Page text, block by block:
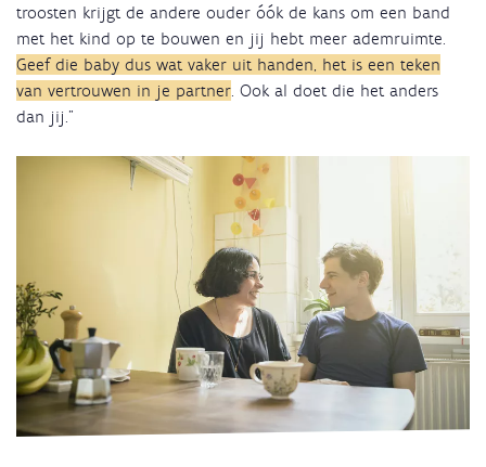
troosten krijgt de andere ouder óók de kans om een band
met het kind op te bouwen en jij hebt meer ademruimte.
Geef die baby dus wat vaker uit handen, het is een teken
van vertrouwen in je partner . Ook al doet die het anders
dan jij."